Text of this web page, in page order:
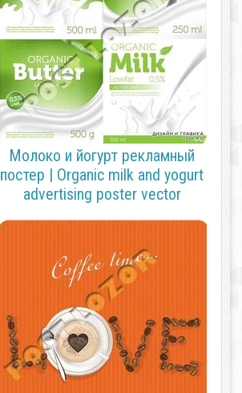
Молоко и йогурт рекламный
постер | Organic milk and yogurt
advertising poster vector